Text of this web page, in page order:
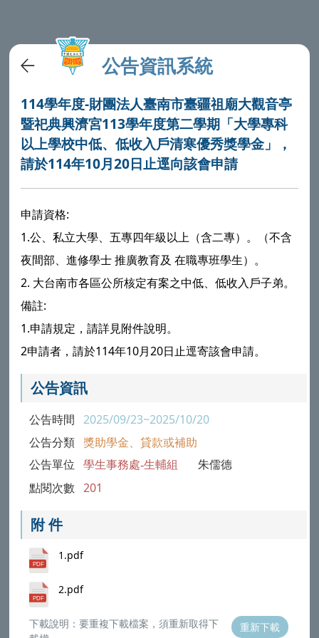
公告資訊系統
114學年度-財團法人臺南市臺疆祖廟大觀音亭
暨祀典興濟宮113學年度第二學期「大學專科
以上學校中低、低收入戶清寒優秀獎學金」，
請於114年10月20日止逕向該會申請
申請資格:
1.公、私立大學、五專四年級以上（含二專）。（不含
夜間部、進修學士 推廣教育及 在職專班學生）。
2. 大台南市各區公所核定有案之中低、低收入戶子弟。
備註:
1.申請規定，請詳見附件說明。
2申請者，請於114年10月20日止逕寄該會申請。
公告資訊
公告時間 2025/09/23~2025/10/20
公告分類 獎助學金、貸款或補助
公告單位 學生事務處-生輔組 朱儒德
點閱次數 201
附 件
1.pdf
2.pdf
下載說明：要重複下載檔案，須重新取得下
重新下載